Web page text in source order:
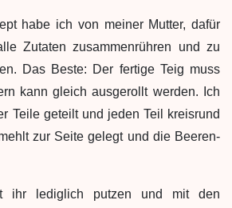
habe ich von meiner Mutter, dafür
Zutaten zusammenrühren und zu
Das Beste: Der fertige Teig muss
kann gleich ausgerollt werden. Ich
Teile geteilt und jeden Teil kreisrund
zur Seite gelegt und die Beeren-
ihr lediglich putzen und mit den